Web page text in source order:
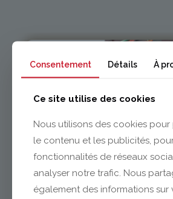
Issoire
04 73 55 06
contact@gabriel-
Consentement Détails À
Ce site utilise des cookies
Nous utilisons des cookies pour
le contenu et les publicités,
fonctionnalités de réseaux
analyser notre trafic. Nous
également des informations sur